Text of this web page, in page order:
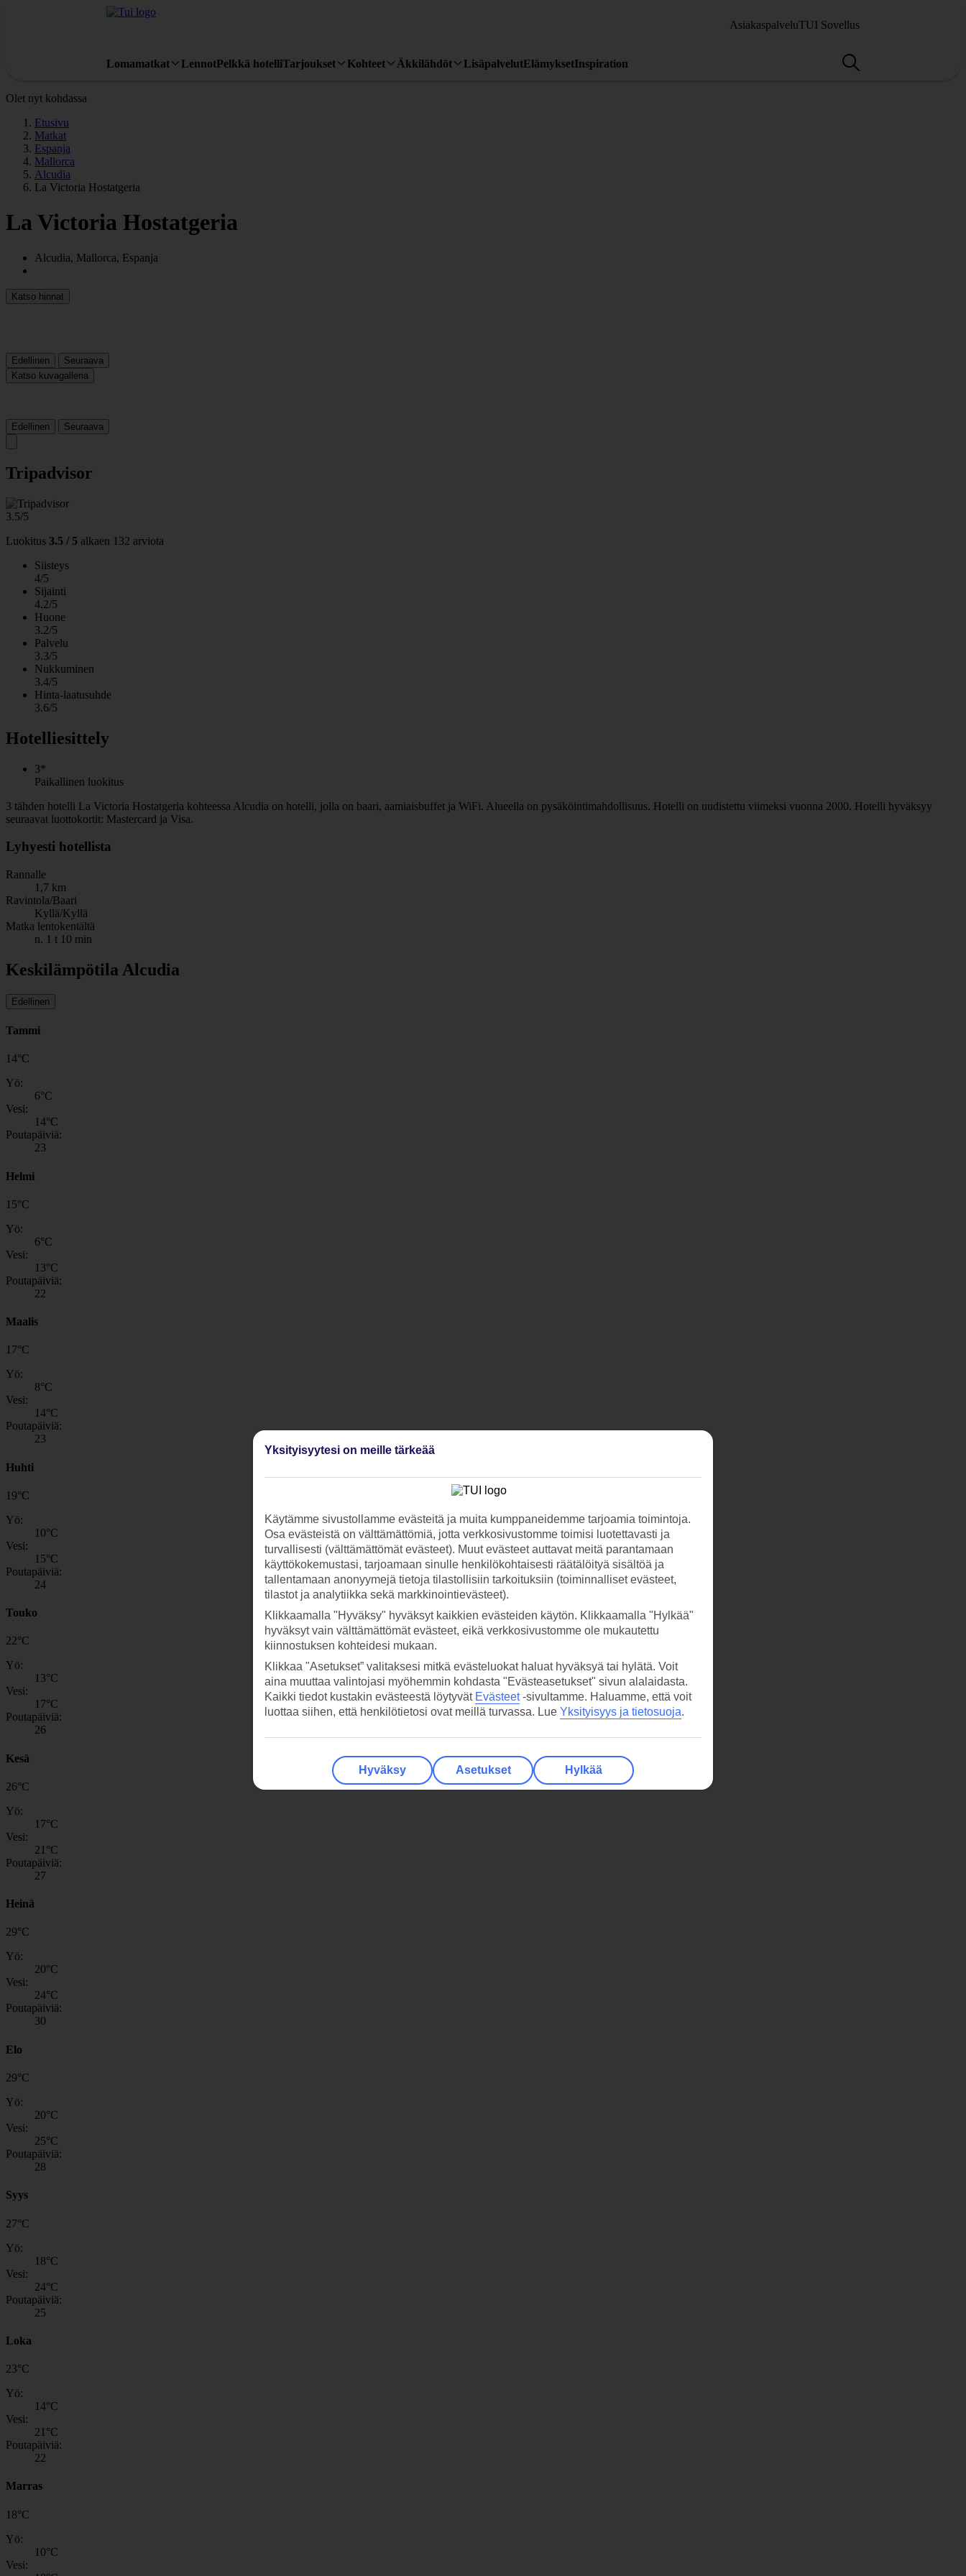
AsiakaspalveluTUI Sovellus
Lomamatkat LennotPelkkä hotelliTarjoukset Kohteet Äkkilähdöt LisäpalvelutElämyksetInspiration
Olet nyt kohdassa
Etusivu
Matkat
Espanja
Mallorca
Alcudia
La Victoria Hostatgeria
La Victoria Hostatgeria
Alcudia, Mallorca, Espanja
Katso hinnat
Edellinen
Seuraava
Katso kuvagalleria
Edellinen Seuraava
Tripadvisor
3.5/5
Luokitus 3.5 / 5 alkaen 132 arviota
Siisteys
4/5
Sijainti
4.2/5
Huone
3.2/5
Palvelu
3.3/5
Nukkuminen
3.4/5
Hinta-laatusuhde
3.6/5
Hotelliesittely
3*
Paikallinen luokitus
3 tähden hotelli La Victoria Hostatgeria kohteessa Alcudia on hotelli, jolla on baari, aamiaisbuffet ja WiFi. Alueella on pysäköintimahdollisuus. Hotelli on uudistettu viimeksi vuonna 2000. Hotelli hyväksyy
seuraavat luottokortit: Mastercard ja Visa.
Lyhyesti hotellista
Rannalle
1,7 km
Ravintola/Baari
Kyllä/Kyllä
Matka lentokentältä
n. 1 t 10 min
Keskilämpötila Alcudia
Edellinen
Tammi
14°C
Yö:
6°C
Vesi:
14°C
Poutapäiviä:
23
Helmi
15°C
Yö:
6°C
Vesi:
13°C
Poutapäiviä:
22
Maalis
17°C
Yö:
8°C
Vesi:
14°C
Poutapäiviä:
23
Huhti
19°C
Yö:
10°C
Vesi:
15°C
Poutapäiviä:
24
Touko
22°C
Yö:
13°C
Vesi:
17°C
Poutapäiviä:
26
Kesä
26°C
Yö:
17°C
Vesi:
21 °C
Poutapäiviä:
27
Heinä
29°C
Yö:
20°C
Vesi:
24°C
Poutapäiviä:
30
Elo
29°C
Yö:
20°C
Vesi:
25°C
Poutapäiviä:
28
Syys
27°C
Yö:
18°C
Vesi:
24°C
Poutapäiviä:
25
Loka
23°C
Yö:
14°C
Vesi:
21 °C
Poutapäiviä:
22
Marras
18°C
Yö:
10°C
Vesi:
Yksityisyytesi on meille tärkeää
Käytämme sivustollamme evästeitä ja muita kumppaneidemme tarjoamia toimintoja.
Osa evästeistä on välttämättömiä, jotta verkkosivustomme toimisi luotettavasti ja
turvallisesti (välttämättömät evästeet). Muut evästeet auttavat meitä parantamaan
käyttökokemustasi, tarjoamaan sinulle henkilökohtaisesti räätälöityä sisältöä ja
tallentamaan anonyymejä tietoja tilastollisiin tarkoituksiin (toiminnalliset evästeet,
tilastot ja analytiikka sekä markkinointievästeet).
Klikkaamalla "Hyväksy" hyväksyt kaikkien evästeiden käytön. Klikkaamalla "Hylkää"
hyväksyt vain välttämättömät evästeet, eikä verkkosivustomme ole mukautettu
kiinnostuksen kohteidesi mukaan.
Klikkaa "Asetukset” valitaksesi mitkä evästeluokat haluat hyväksyä tai hylätä. Voit
aina muuttaa valintojasi myöhemmin kohdasta "Evästeasetukset" sivun alalaidasta.
Kaikki tiedot kustakin evästeestä löytyvät Evästeet-sivultamme. Haluamme, että voit
luottaa siihen, että henkilötietosi ovat meillä turvassa. Lue Yksityisyys ja tietosuoja.
Hyväksy Asetukset Hylkää